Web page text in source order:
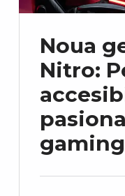
Noua
Nitro: